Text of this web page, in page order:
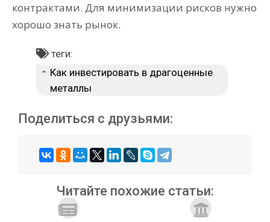
контрактами. Для минимизации рисков нужно
хорошо знать рынок.
теги:
Как инвестировать в драгоценные
металлы
Поделиться с друзьями:
Читайте похожие статьи: